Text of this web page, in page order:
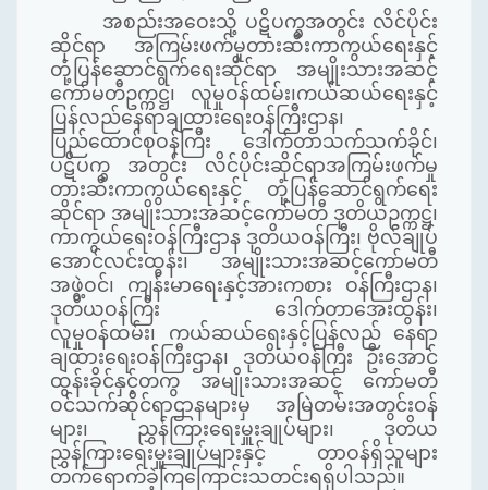
အစည်းအဝေးသို့ ပဋိပက္ခအတွင်း လိင်ပိုင်း
ဆိုင်ရာ အကြမ်းဖက်မှုတားဆီးကာကွယ်ရေးနှင့်
တုံ့ပြန်ဆောင်ရွက်ရေးဆိုင်ရာ အမျိုးသားအဆင့်
ကော်မတီဥက္ကဋ္ဌ၊
လူမှုဝန်ထမ်း၊ကယ်ဆယ်ရေးနှင့်
ပြန်လည်နေရာချထားရေးဝန်ကြီးဌာန၊
ပြည်ထောင်စုဝန်ကြီး ဒေါက်တာသက်သက်ခိုင်၊
ပဋိပက္ခ အတွင်း လိင်ပိုင်းဆိုင်ရာအကြမ်းဖက်မှု
တားဆီးကာကွယ်ရေးနှင့် တုံ့ပြန်ဆောင်ရွက်ရေး
ဆိုင်ရာ အမျိုးသားအဆင့်ကော်မတီ ဒုတိယဥက္ကဋ္ဌ၊
ကာကွယ်ရေးဝန်ကြီးဌာန ဒုတိယဝန်ကြီး၊ ဗိုလ်ချုပ်
အောင်လင်းထွန်း၊ အမျိုးသားအဆင့်ကော်မတီ
အဖွဲ့ဝင်၊ ကျန်းမာရေးနှင့်အားကစား ဝန်ကြီးဌာန၊
ဒုတိယဝန်ကြီး ဒေါက်တာအေးထွန်း၊
လူမှုဝန်ထမ်း၊ ကယ်ဆယ်ရေးနှင့်ပြန်လည် နေရာ
ချထားရေးဝန်ကြီးဌာန၊ ဒုတိယဝန်ကြီး ဦးအောင်
ထွန်းခိုင်နှင့်တကွ အမျိုးသားအဆင့် ကော်မတီ
ဝင်သက်ဆိုင်ရာဌာနများမှ အမြဲတမ်းအတွင်းဝန်
များ၊ ညွှန်ကြားရေးမှူးချုပ်များ၊ ဒုတိယ
ညွှန်ကြားရေးမှူးချုပ်များနှင့် တာဝန်ရှိသူများ
တက်ရောက်ခဲ့ကြကြောင်းသတင်းရရှိပါသည်။